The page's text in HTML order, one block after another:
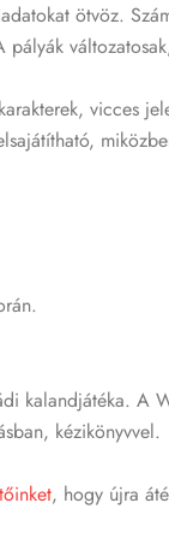
ötvöz.
vicces
kalandjátéka. A
kézikönyvvel.
, hogy újra